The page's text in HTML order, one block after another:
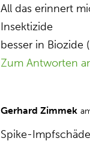
All das erinnert
Insektizide
besser in Biozide
Zum Antworten
Gerhard Zimmek
Spike-